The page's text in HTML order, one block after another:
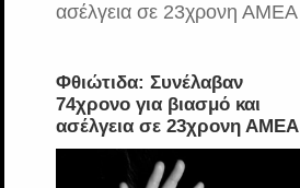
ασέλγεια σε 23χρονη ΑΜΕΑ
Φθιώτιδα: Συνέλαβαν
74χρονο για βιασμό και
ασέλγεια σε 23χρονη ΑΜΕΑ